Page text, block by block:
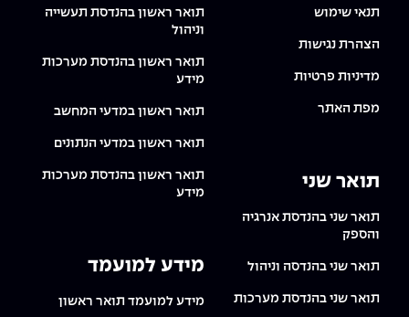
תנאי שימוש
הצהרת נגישות
מדיניות פרטיות
מפת האתר
תואר שני
תואר שני בהנדסת אנרגיה
והספק
תואר שני בהנדסה וניהול
תואר שני בהנדסת מערכות
תואר ראשון בהנדסת תעשייה
וניהול
תואר ראשון בהנדסת מערכות
מידע
תואר ראשון במדעי המחשב
תואר ראשון במדעי הנתונים
תואר ראשון בהנדסת מערכות
מידע
מידע למועמד
מידע למועמד תואר ראשון